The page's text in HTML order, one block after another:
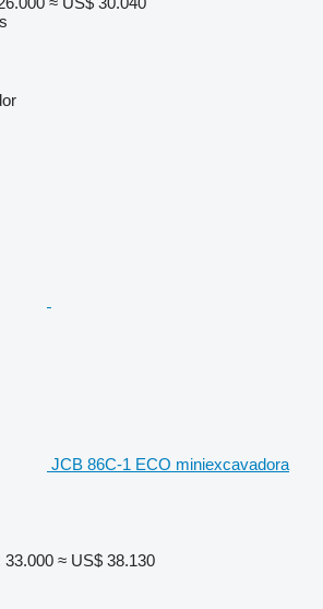
JCB 86C-1 ECO miniexcavadora
33.000 ≈ US$ 38.130